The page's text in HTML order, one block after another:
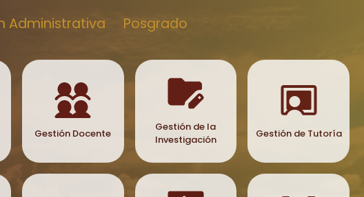
Administrativa Posgrado
Gestión Docente
Gestión de la
Investigación
Gestión de Tutoría